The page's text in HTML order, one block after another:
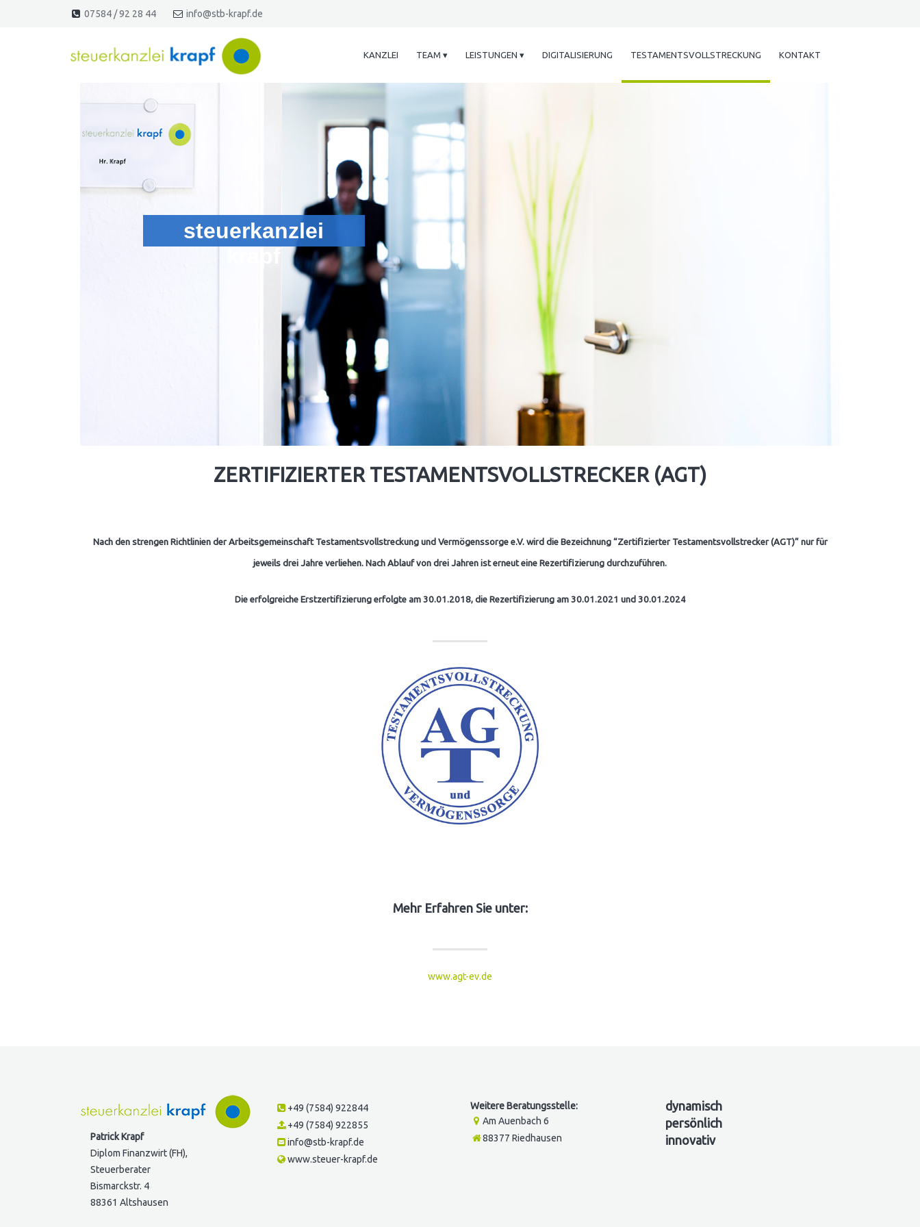
07584 / 92 28 44 info@stb-krapf.de
steuerkanzlei
ZERTIFIZIERTER TESTAMENTSVOLLSTRECKER (AGT)
Nach den strengen Richtlinien der Arbeitsgemeinschaft Testamentsvollstreckung und Vermögenssorge e.V. wird die Bezeichnung “Zertifizierter Testamentsvollstrecker (AGT)”nur für
jeweils drei Jahre verliehen. Nach Ablauf von drei Jahren ist erneut eine Rezertifizierung durchzuführen.
Die erfolgreiche Erstzertifizierung erfolgte am 30.01.2018, die Rezertifizierung am 30.01.2021 und 30.01.2024
Mehr Erfahren Sie unter:
www.agt-ev.de
Patrick Krapf
Diplom Finanzwirt (FH),
Steuerberater
Bismarckstr. 4
88361 Altshausen
+49 (7584) 922844
+49 (7584) 922855
info@stb-krapf.de
www.steuer-krapf.de
Weitere Beratungsstelle:
Am Auenbach 6
88377 Riedhausen
dynamisch
persönlich
innovativ
KANZLEI TEAM ▾ LEISTUNGEN ▾ DIGITALISIERUNG TESTAMENTSVOLLSTRECKUNG KONTAKT